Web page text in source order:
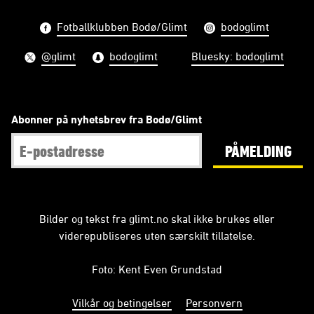
Fotballklubben Bodø/Glimt bodoglimt
@glimt bodoglimt Bluesky: bodoglimt
Abonner på nyhetsbrev fra Bodø/Glimt
PÅMELDING
Bilder og tekst fra glimt.no skal ikke brukes eller
viderepubliseres uten særskilt tillatelse.
Foto: Kent Even Grundstad
Vilkår og betingelser Personvern